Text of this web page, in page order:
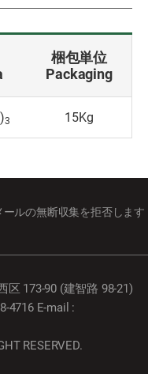
梱包単位
Packaging
3 15Kg
ールの無断収集を拒否します
173-90 (建智路 98-21)
4716 E-mail :
RESERVED.